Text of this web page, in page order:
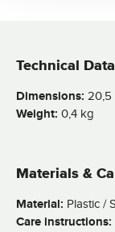
Technical Data
Dimensions: 20,5
Weight: 0,4 kg
Materials &
Material: Plastic /
Care instructions: